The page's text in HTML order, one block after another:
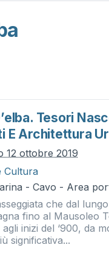
Tesori
E Architettura
12 ottobre 2019
Cultura
- Cavo - Area
che dal
fino al Mausoleo
inizi del ‘900, da
significativa...